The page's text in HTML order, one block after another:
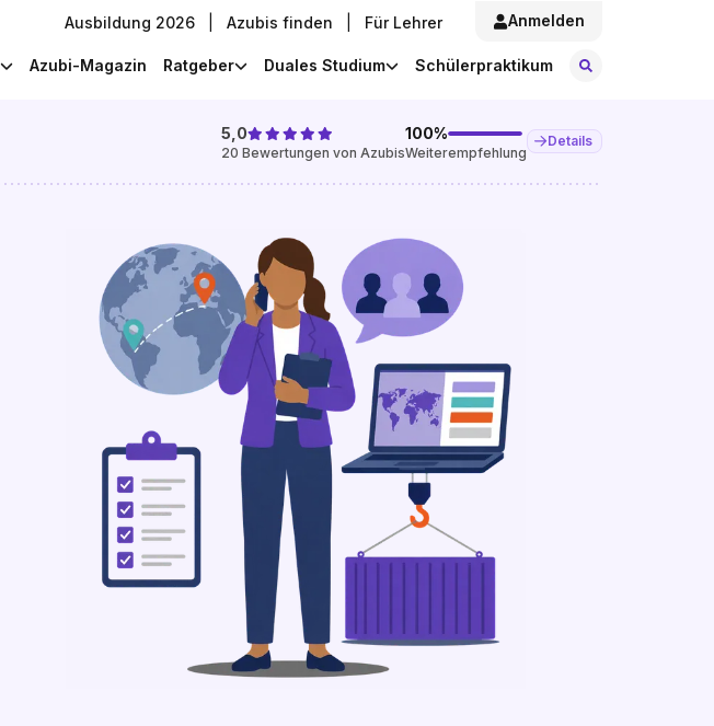
Ausbildung 2026 Azubis finden Für Lehrer Anmelden
Azubi-Magazin Ratgeber Duales Studium Schülerpraktikum
5,0
20 Bewertungen von Azubis
100%
Weiterempfehlung
Details